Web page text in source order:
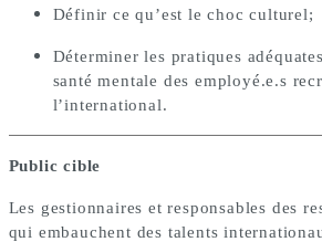
Définir ce qu’est le choc culturel;
Déterminer les pratiques
santé mentale des employé.e.s
l’international.
Public cible
Les gestionnaires et responsables des
qui embauchent des talents